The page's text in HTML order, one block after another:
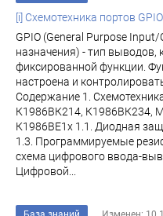
[i] Схемотехника портов
GPIO (General Purpose
назначения) - тип выводов,
фиксированной функции.
настроена и
Содержание 1.
К1986ВК214, К1986ВК234,
К1986ВЕ1x 1.1. Диодная
1.3. Программируемые
схема цифрового ввода-
Цифровой...